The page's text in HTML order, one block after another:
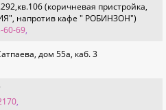
(коричневая пристройка,
напротив кафе " РОБИНЗОН")
60-69,
дом 55а, каб. 3
,